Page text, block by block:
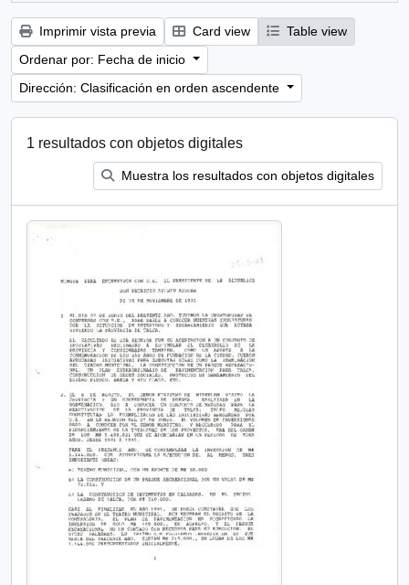
Imprimir vista previa Card view
Table view
Ordenar por: Fecha de inicio
Dirección: Clasificación en orden ascendente
1 resultados con objetos digitales
Muestra los resultados con objetos digitales